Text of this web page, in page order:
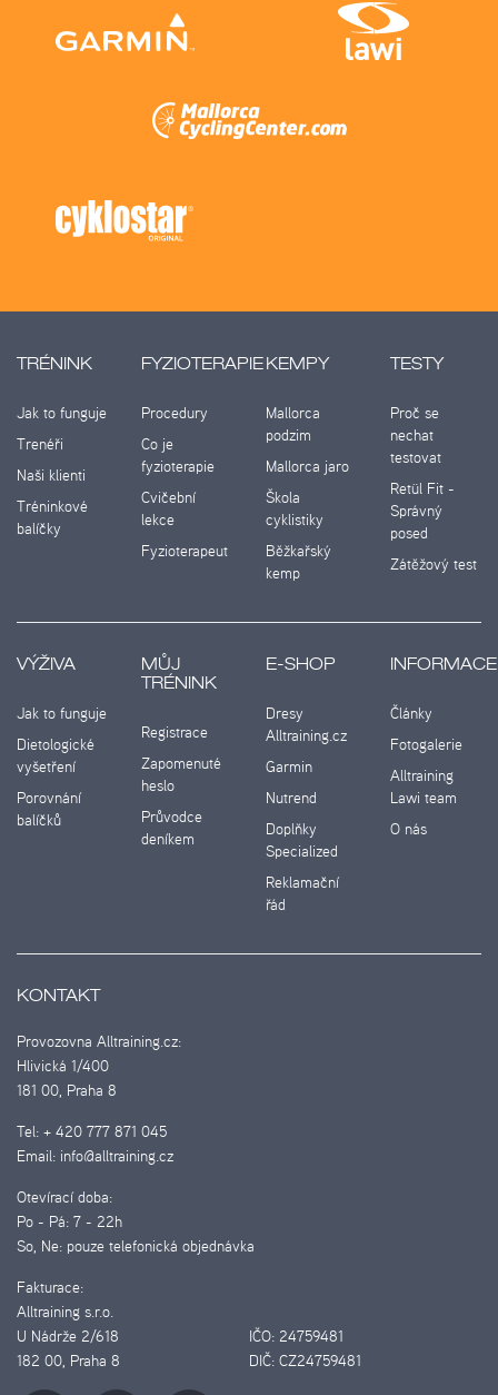
TRÉNINK
Jak to funguje
Trenéři
Naši klienti
Tréninkové
balíčky
FYZIOTERAPIE
Procedury
Co je
fyzioterapie
Cvičební
lekce
Fyzioterapeut
KEMPY
Mallorca
podzim
Mallorca jaro
Škola
cyklistiky
Běžkařský
kemp
TESTY
Proč se
nechat
testovat
Retül Fit -
Správný
posed
Zátěžový test
VÝŽIVA
Jak to funguje
Dietologické
vyšetření
Porovnání
balíčků
MŮJ
TRÉNINK
Registrace
Zapomenuté
heslo
Průvodce
deníkem
E-SHOP
Dresy
Alltraining.cz
Garmin
Nutrend
Doplňky
Specialized
Reklamační
řád
INFORMACE
Články
Fotogalerie
Alltraining
Lawi team
O nás
KONTAKT
Provozovna Alltraining.cz:
Hlivická 1/400
181 00, Praha 8
Tel: + 420 777 871 045
Email: info@alltraining.cz
Otevírací doba:
Po - Pá: 7 - 22h
So, Ne: pouze telefonická objednávka
Fakturace:
Alltraining s.r.o.
U Nádrže 2/618
IČO: 24759481
182 00, Praha 8
DIČ: CZ24759481